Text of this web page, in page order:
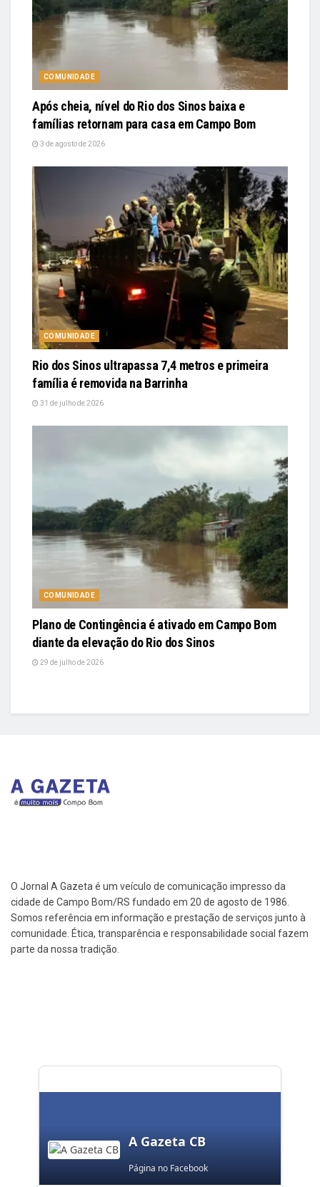
COMUNIDADE
Após cheia, nível do Rio dos Sinos baixa e
famílias retornam para casa em Campo Bom
3 de agosto de 2026
COMUNIDADE
Rio dos Sinos ultrapassa 7,4 metros e primeira
família é removida na Barrinha
31 de julho de 2026
COMUNIDADE
Plano de Contingência é ativado em Campo Bom
diante da elevação do Rio dos Sinos
29 de julho de 2026
O Jornal A Gazeta é um veículo de comunicação impresso da
cidade de Campo Bom/RS fundado em 20 de agosto de 1986.
Somos referência em informação e prestação de serviços junto à
comunidade. Ética, transparência e responsabilidade social fazem
parte da nossa tradição.
A Gazeta CB
Página no Facebook